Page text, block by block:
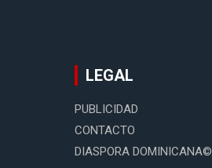
LEGAL
PUBLICIDAD
CONTACTO
DIASPORA DOMINICANA©